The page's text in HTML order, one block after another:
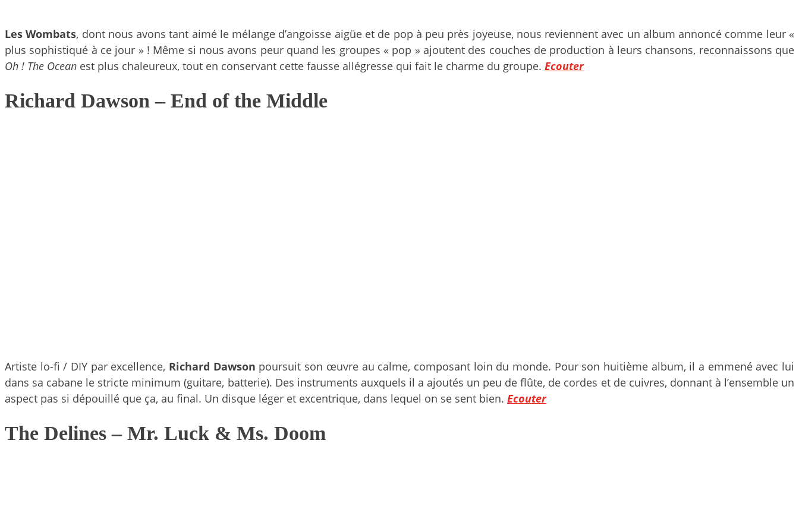
Les Wombats, dont nous avons tant aimé le mélange d’angoisse aigüe et de pop à peu près joyeuse, nous reviennent avec un album annoncé comme leur «
plus sophistiqué à ce jour » ! Même si nous avons peur quand les groupes « pop » ajoutent des couches de production à leurs chansons, reconnaissons que
Oh ! The Ocean est plus chaleureux, tout en conservant cette fausse allégresse qui fait le charme du groupe. Ecouter
Richard Dawson – End of the Middle
Artiste lo-fi / DIY par excellence, Richard Dawson poursuit son œuvre au calme, composant loin du monde. Pour son huitième album, il a emmené avec lui
dans sa cabane le stricte minimum (guitare, batterie). Des instruments auxquels il a ajoutés un peu de flûte, de cordes et de cuivres, donnant à l’ensemble un
aspect pas si dépouillé que ça, au final. Un disque léger et excentrique, dans lequel on se sent bien. Ecouter
The Delines – Mr. Luck & Ms. Doom